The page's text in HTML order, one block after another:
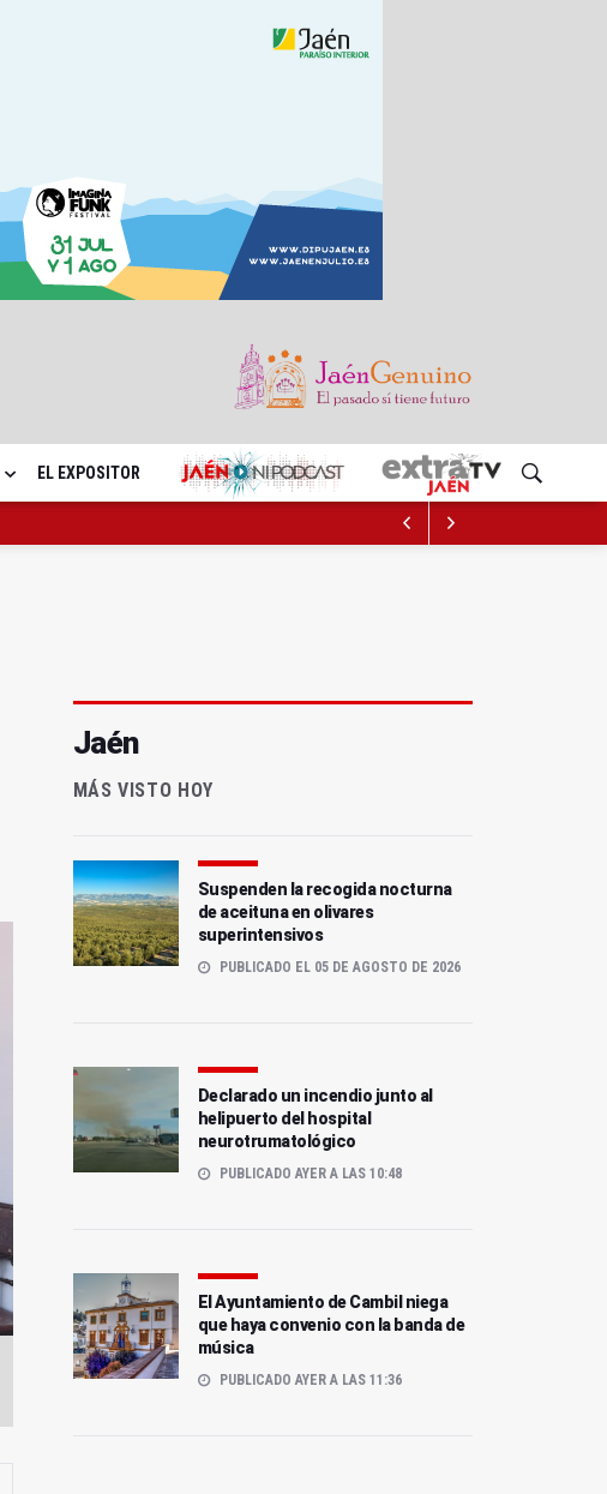
EL EXPOSITOR
Jaén
MÁS VISTO HOY
Suspenden la recogida nocturna
de aceituna en olivares
superintensivos
PUBLICADO EL 05 DE AGOSTO DE 2026
Declarado un incendio junto al
helipuerto del hospital
neurotrumatológico
PUBLICADO AYER A LAS 10:48
El Ayuntamiento de Cambil niega
que haya convenio con la banda de
música
PUBLICADO AYER A LAS 11:36